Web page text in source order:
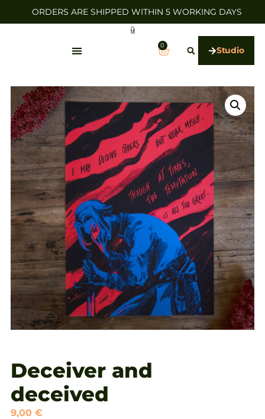
ORDERS ARE SHIPPED WITHIN 5 WORKING DAYS
0 Studio
Deceiver and
deceived
9,00 €